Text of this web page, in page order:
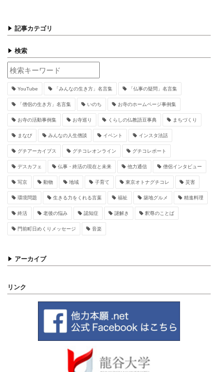
記事カテゴリ
検索
YouTube 「みんなの生き方」名言集 「仏事の疑問」名言集
「僧侶の生き方」名言集 いのち お寺のホームページ事例集
お寺の活動事例集 お寺巡り くらしの仏教語豆事典 まちづくり
まなび みんなの人生僧談 イベント インスタ法話
グチアーカイブス グチコレオンライン グチコレポート
デスカフェ 仏事・終活の現在と未来 他力通信 僧侶インタビュー
写京 動物 地域 子育て 東京オトナグチコレ 災害
環境問題 生きる力をくれる言葉 福祉 築地グルメ 精進料理
終活 老後の悩み 認知症 謎解き 釈尊のことば
門前町日めくりメッセージ 音楽
アーカイブ
リンク